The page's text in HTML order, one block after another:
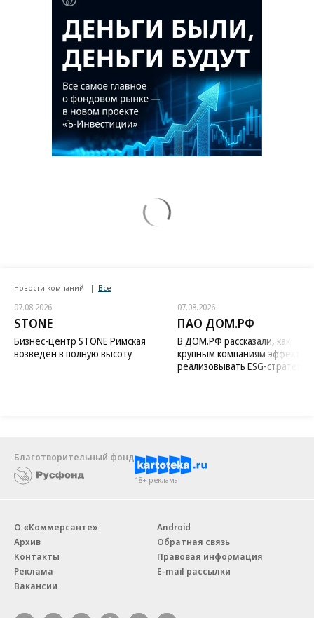
Новости компаний Все
07.08.2026
STONE
Бизнес-центр STONE Римская
возведен в полную высоту
07.08.2026
ПАО ДОМ.РФ
В ДОМ.РФ рассказали, как
крупным компаниям
реализовывать ESG-стратегию
Благотворительный фонд
18+ реклама
О «Коммерсанте»
Архив
Контакты
Реклама
Вакансии
Android
Обратная связь
Правовая информация
E-mail рассылки